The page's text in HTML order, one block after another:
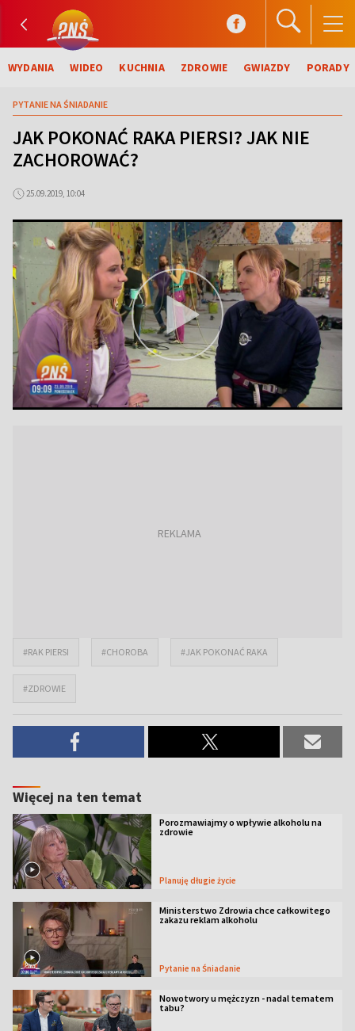
WYDANIA WIDEO KUCHNIA ZDROWIE GWIAZDY PORADY
PYTANIE NA ŚNIADANIE
JAK POKONAĆ RAKA PIERSI? JAK NIE
ZACHOROWAĆ?
25.09.2019, 10:04
#RAK PIERSI #CHOROBA #JAK POKONAĆ RAKA
#ZDROWIE
Więcej na ten temat
Porozmawiajmy o wpływie alkoholu na
zdrowie
Planuję długie życie
Ministerstwo Zdrowia chce całkowitego
zakazu reklam alkoholu
Pytanie na Śniadanie
Nowotwory u mężczyzn - nadal tematem
tabu?